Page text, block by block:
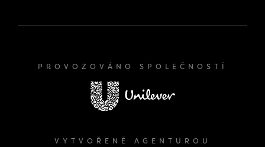
PROVOZOVÁNO SPOLEČNOSTÍ
VYTVOŘENÉ AGENTUROU